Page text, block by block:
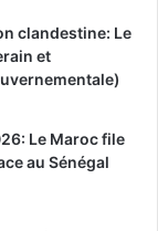
clandestine: Le
et
Le Maroc file
au Sénégal